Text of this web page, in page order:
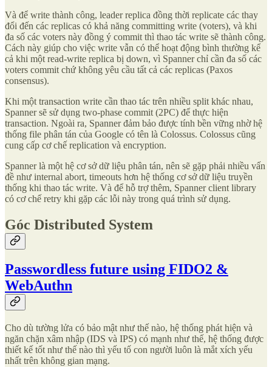
Và để write thành công, leader replica đồng thời replicate các thay
đổi đến các replicas có khả năng committing write (voters), và khi
đa số các voters này đồng ý commit thì thao tác write sẽ thành công.
Cách này giúp cho việc write vẫn có thể hoạt động bình thường kể
cả khi một read-write replica bị down, vì Spanner chỉ cần đa số các
voters commit chứ không yêu cầu tất cả các replicas (Paxos
consensus).
Khi một transaction write cần thao tác trên nhiều split khác nhau,
Spanner sẽ sử dụng two-phase commit (2PC) để thực hiện
transaction. Ngoài ra, Spanner đảm bảo được tính bền vững nhờ hệ
thống file phân tán của Google có tên là Colossus. Colossus cũng
cung cấp cơ chế replication và encryption.
Spanner là một hệ cơ sở dữ liệu phân tán, nên sẽ gặp phải nhiều vấn
đề như internal abort, timeouts hơn hệ thống cơ sở dữ liệu truyền
thống khi thao tác write. Và để hỗ trợ thêm, Spanner client library
có cơ chế retry khi gặp các lỗi này trong quá trình sử dụng.
Góc Distributed System
Passwordless future using FIDO2 &
WebAuthn
Cho dù tường lửa có bảo mật như thế nào, hệ thống phát hiện và
ngăn chặn xâm nhập (IDS và IPS) có mạnh như thế, hệ thống được
thiết kế tốt như thế nào thì yếu tố con người luôn là mắt xích yếu
nhất trên không gian mạng.